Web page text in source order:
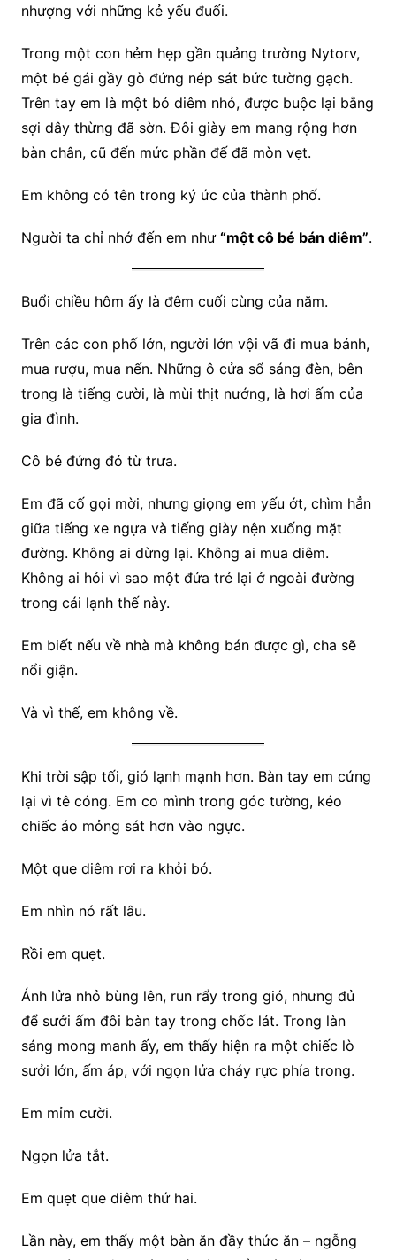
nhượng với những kẻ yếu đuối.
Trong một con hẻm hẹp gần quảng trường Nytorv,
một bé gái gầy gò đứng nép sát bức tường gạch.
Trên tay em là một bó diêm nhỏ, được buộc lại bằng
sợi dây thừng đã sờn. Đôi giày em mang rộng hơn
bàn chân, cũ đến mức phần đế đã mòn vẹt.
Em không có tên trong ký ức của thành phố.
Người ta chỉ nhớ đến em như “một cô bé bán diêm”.
Buổi chiều hôm ấy là đêm cuối cùng của năm.
Trên các con phố lớn, người lớn vội vã đi mua bánh,
mua rượu, mua nến. Những ô cửa sổ sáng đèn, bên
trong là tiếng cười, là mùi thịt nướng, là hơi ấm của
gia đình.
Cô bé đứng đó từ trưa.
Em đã cố gọi mời, nhưng giọng em yếu ớt, chìm hẳn
giữa tiếng xe ngựa và tiếng giày nện xuống mặt
đường. Không ai dừng lại. Không ai mua diêm.
Không ai hỏi vì sao một đứa trẻ lại ở ngoài đường
trong cái lạnh thế này.
Em biết nếu về nhà mà không bán được gì, cha sẽ
nổi giận.
Và vì thế, em không về.
Khi trời sập tối, gió lạnh mạnh hơn. Bàn tay em cứng
lại vì tê cóng. Em co mình trong góc tường, kéo
chiếc áo mỏng sát hơn vào ngực.
Một que diêm rơi ra khỏi bó.
Em nhìn nó rất lâu.
Rồi em quẹt.
Ánh lửa nhỏ bùng lên, run rẩy trong gió, nhưng đủ
để sưởi ấm đôi bàn tay trong chốc lát. Trong làn
sáng mong manh ấy, em thấy hiện ra một chiếc lò
sưởi lớn, ấm áp, với ngọn lửa cháy rực phía trong.
Em mỉm cười.
Ngọn lửa tắt.
Em quẹt que diêm thứ hai.
Lần này, em thấy một bàn ăn đầy thức ăn – ngỗng